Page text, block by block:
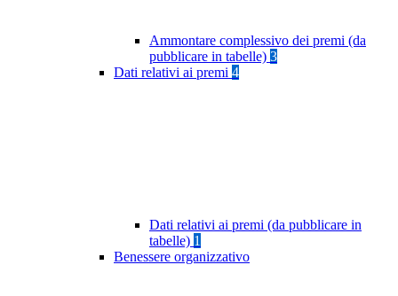
Ammontare complessivo dei premi (da
pubblicare in tabelle) 3
Dati relativi ai premi 4
Dati relativi ai premi (da pubblicare in
tabelle) 1
Benessere organizzativo